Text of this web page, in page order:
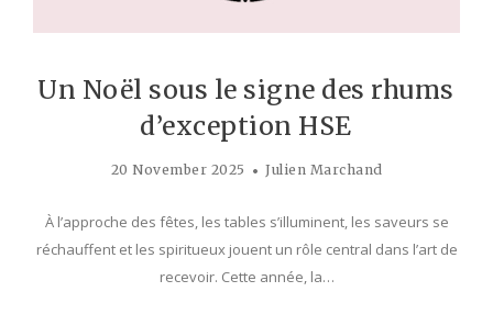
Un Noël sous le signe des rhums
d’exception HSE
20 November 2025 Julien Marchand
À l’approche des fêtes, les tables s’illuminent, les saveurs se
réchauffent et les spiritueux jouent un rôle central dans l’art de
recevoir. Cette année, la…